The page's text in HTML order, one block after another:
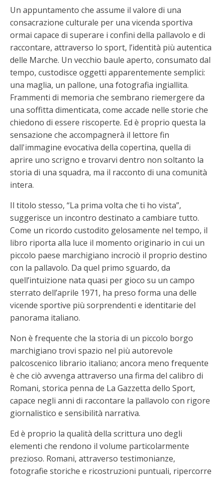
Un appuntamento che assume il valore di una
consacrazione culturale per una vicenda sportiva
ormai capace di superare i confini della pallavolo e di
raccontare, attraverso lo sport, l’identità più autentica
delle Marche. Un vecchio baule aperto, consumato dal
tempo, custodisce oggetti apparentemente semplici:
una maglia, un pallone, una fotografia ingiallita.
Frammenti di memoria che sembrano riemergere da
una soffitta dimenticata, come accade nelle storie che
chiedono di essere riscoperte. Ed è proprio questa la
sensazione che accompagnerà il lettore fin
dall'immagine evocativa della copertina, quella di
aprire uno scrigno e trovarvi dentro non soltanto la
storia di una squadra, ma il racconto di una comunità
intera.
Il titolo stesso, “La prima volta che ti ho vista”,
suggerisce un incontro destinato a cambiare tutto.
Come un ricordo custodito gelosamente nel tempo, il
libro riporta alla luce il momento originario in cui un
piccolo paese marchigiano incrociò il proprio destino
con la pallavolo. Da quel primo sguardo, da
quell’intuizione nata quasi per gioco su un campo
sterrato dell’aprile 1971, ha preso forma una delle
vicende sportive più sorprendenti e identitarie del
panorama italiano.
Non è frequente che la storia di un piccolo borgo
marchigiano trovi spazio nel più autorevole
palcoscenico librario italiano; ancora meno frequente
è che ciò avvenga attraverso una firma del calibro di
Romani, storica penna de La Gazzetta dello Sport,
capace negli anni di raccontare la pallavolo con rigore
giornalistico e sensibilità narrativa.
Ed è proprio la qualità della scrittura uno degli
elementi che rendono il volume particolarmente
prezioso. Romani, attraverso testimonianze,
fotografie storiche e ricostruzioni puntuali, ripercorre